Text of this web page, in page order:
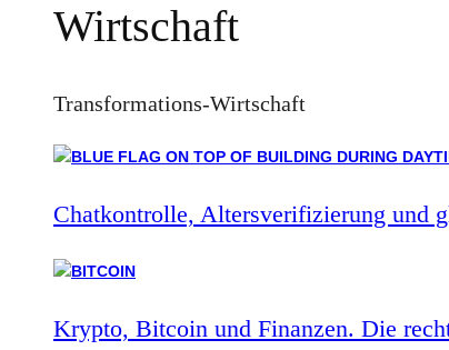
Wirtschaft
Transformations-Wirtschaft
Chatkontrolle, Altersverifizierung und
Krypto, Bitcoin und Finanzen. Die